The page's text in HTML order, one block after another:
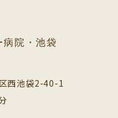
院・池袋
西池袋2-40-1